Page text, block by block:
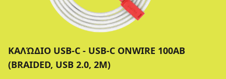
ΚΑΛΏΔΙΟ USB-C - USB-C ONWIRE 100AB
(BRAIDED, USB 2.0, 2Μ)